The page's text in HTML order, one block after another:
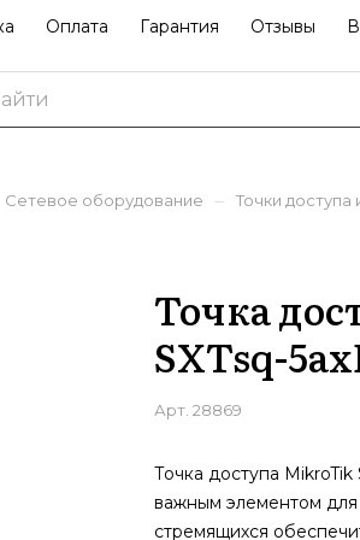
Оплата Гарантия Отзывы
Сетевое оборудование – Точки
Точка
SXTsq-
Арт. 28869
Точка доступа MikroTik
важным элементом для
стремящихся